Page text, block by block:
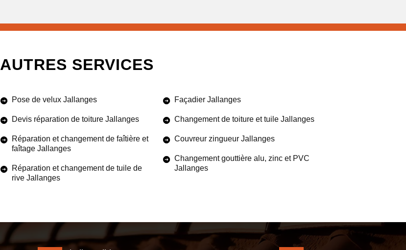
AUTRES SERVICES
Pose de velux Jallanges
Devis réparation de toiture Jallanges
Réparation et changement de faîtière et
faîtage Jallanges
Réparation et changement de tuile de
rive Jallanges
Façadier Jallanges
Changement de toiture et tuile Jallanges
Couvreur zingueur Jallanges
Changement gouttière alu, zinc et PVC
Jallanges